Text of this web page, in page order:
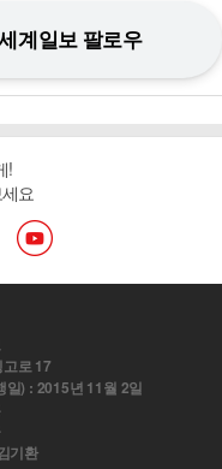
계일보 팔로우
!
요
로 17
일) : 2015년 11월 2일
기환